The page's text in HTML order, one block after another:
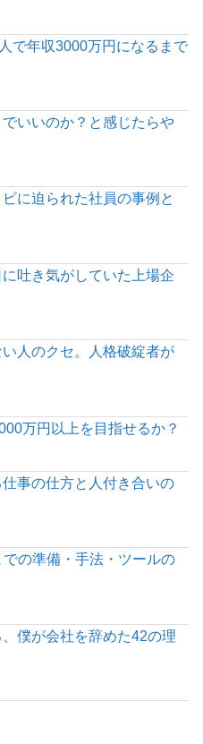
で年収3000万円になるまで
いいのか？と感じたらや
に迫られた社員の事例と
吐き気がしていた上場企
人のクセ。人格破綻者が
万円以上を目指せるか？
事の仕方と人付き合いの
の準備・手法・ツールの
僕が会社を辞めた42の理